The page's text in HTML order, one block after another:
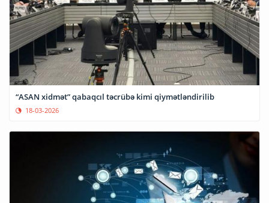
“ASAN xidmət” qabaqcıl təcrübə kimi qiymətləndirilib
18-03-2026